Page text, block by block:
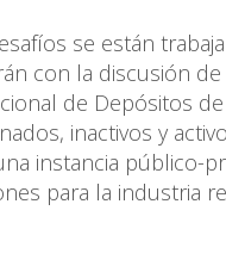
se están
con la discusión
de Depósitos
inactivos y
instancia público-
para la industria